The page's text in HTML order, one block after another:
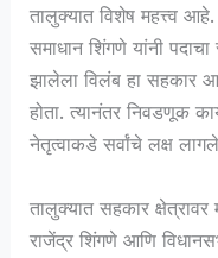
तालुक्यात विशेष महत्त्व आहे.
समाधान शिंगणे यांनी पदाचा
झालेला विलंब हा सहकार
होता. त्यानंतर निवडणूक
नेतृत्वाकडे सर्वांचे लक्ष
तालुक्यात सहकार
राजेंद्र शिंगणे आणि